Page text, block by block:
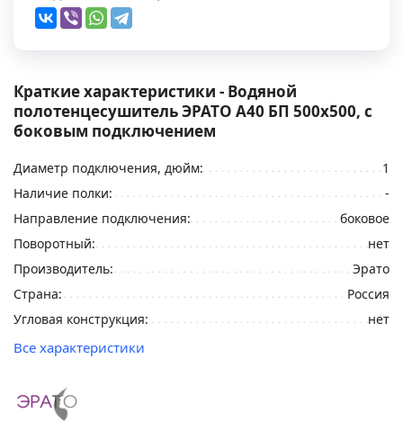
Краткие характеристики - Водяной
полотенцесушитель ЭРАТО А40 БП 500x500, с
боковым подключением
Диаметр подключения, дюйм:
1
Наличие полки:
-
Направление подключения:
боковое
Поворотный:
нет
Производитель:
Эрато
Страна:
Россия
Угловая конструкция:
нет
Все характеристики